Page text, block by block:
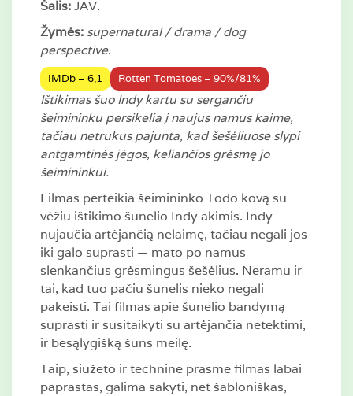
Šalis:JAV.
Žymės: supernatural / drama / dog
perspective.
IMDb – 6,1 Rotten Tomatoes – 90%/81%
Ištikimas šuo Indy kartu su sergančiu
šeimininku persikelia į naujus namus kaime,
tačiau netrukus pajunta, kad šešėliuose slypi
antgamtinės jėgos, keliančios grėsmę jo
šeimininkui.
Filmas perteikia šeimininko Todo kovą su
vėžiu ištikimo šunelio Indy akimis. Indy
nujaučia artėjančią nelaimę, tačiau negali jos
iki galo suprasti — mato po namus
slenkančius grėsmingus šešėlius. Neramu ir
tai, kad tuo pačiu šunelis nieko negali
pakeisti. Tai filmas apie šunelio bandymą
suprasti ir susitaikyti su artėjančia netektimi,
ir besąlygišką šuns meilę.
Taip, siužeto ir technine prasme filmas labai
paprastas, galima sakyti, net šabloniškas,